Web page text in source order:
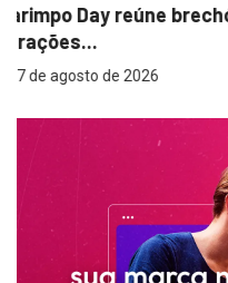
Itamar cobra
em...
7 de agosto de